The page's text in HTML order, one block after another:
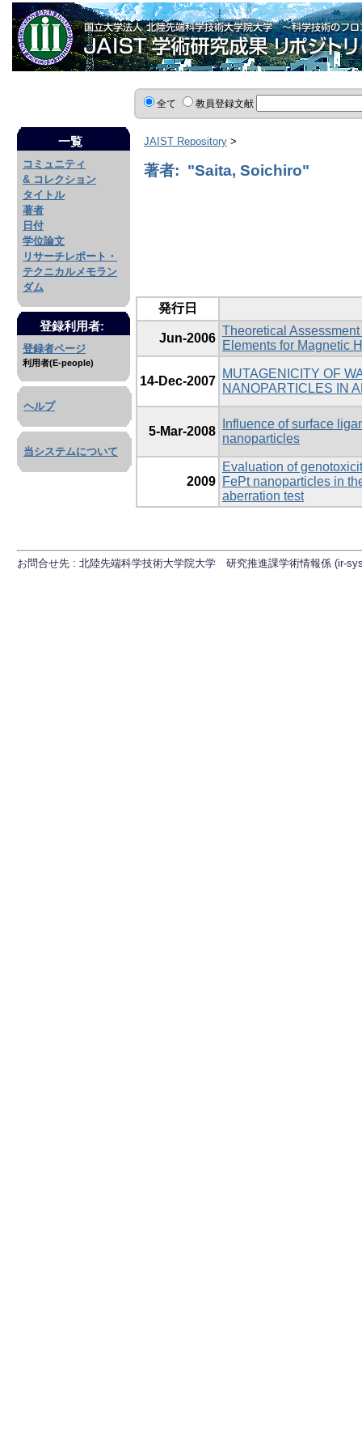
全て 教員登録文献
一覧
コミュニティ
& コレクション
タイトル
著者
日付
学位論文
リサーチレポート・
テクニカルメモラン
ダム
登録利用者:
登録者ページ
利用者(E-people)
ヘルプ
当システムについて
JAIST Repository >
著者: "Saita, Soichiro"
発行日
Jun-2006
Theoretical
Elements for Magnetic
14-Dec-2007
MUTAGENICITY OF
NANOPARTICLES IN
5-Mar-2008
Influence of surface
nanoparticles
2009
Evaluation of
FePt nanoparticles in
aberration test
お問合せ先 : 北陸先端科学技術大学院大学 研究推進課学術情報係 (ir-